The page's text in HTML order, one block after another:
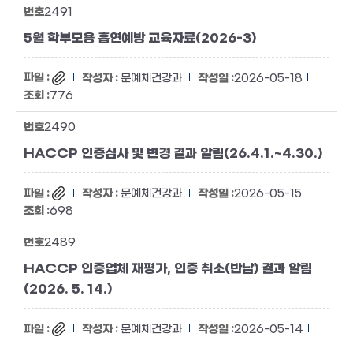
2491
5월 학부모용 흡연예방 교육자료(2026-3)
문예체건강과
2026-05-18
776
2490
HACCP 인증심사 및 변경 결과 알림(26.4.1.~4.30.)
문예체건강과
2026-05-15
698
2489
HACCP 인증업체 재평가, 인증 취소(반납) 결과 알림
(2026. 5. 14.)
문예체건강과
2026-05-14